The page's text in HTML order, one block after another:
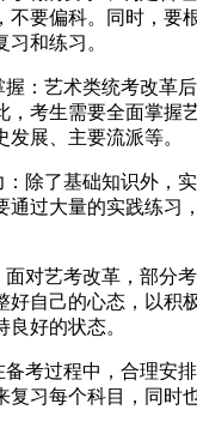
不要偏科。同时，要
和练习。
：艺术类统考改革
，考生需要全面掌握
展、主要流派等。
除了基础知识外，
通过大量的实践练习
面对艺考改革，部分
好自己的心态，以积
好的状态。
考过程中，合理安
复习每个科目，同时